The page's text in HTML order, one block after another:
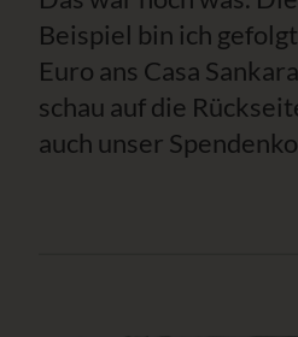
Beispiel bin ich
Euro ans Casa
schau auf die
auch unser